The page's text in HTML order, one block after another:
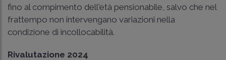
fino al compimento dell'età pensionabile, salvo che nel
frattempo non intervengano variazioni nella
condizione di incollocabilità.
Rivalutazione 2024